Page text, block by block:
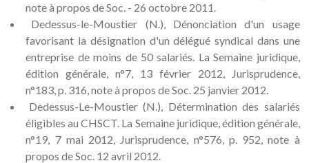
note à propos de Soc. - 26 octobre 2011.
Dedessus-le-Moustier (N.), Dénonciation d'un usage
favorisant la désignation d'un délégué syndical dans une
entreprise de moins de 50 salariés. La Semaine juridique,
édition générale, n°7, 13 février 2012, Jurisprudence,
n°183, p. 316, note à propos de Soc. 25 janvier 2012.
Dedessus-Le-Moustier (N.), Détermination des salariés
éligibles au CHSCT. La Semaine juridique, édition générale,
n°19, 7 mai 2012, Jurisprudence, n°576, p. 952, note à
propos de Soc. 12 avril 2012.